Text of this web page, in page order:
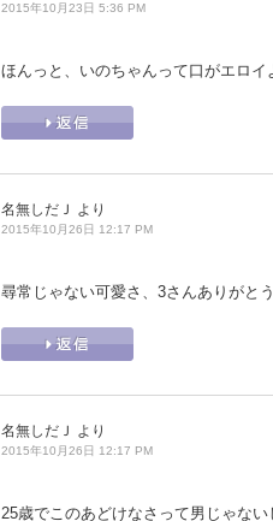
2015年10月23日 5:36 PM
ほんっと、いのちゃんって口がエロイ
名無しだＪ より
2015年10月26日 12:17 PM
尋常じゃない可愛さ、3さんありがとう
名無しだＪ より
2015年10月26日 12:17 PM
25歳でこのあどけなさって男じゃない